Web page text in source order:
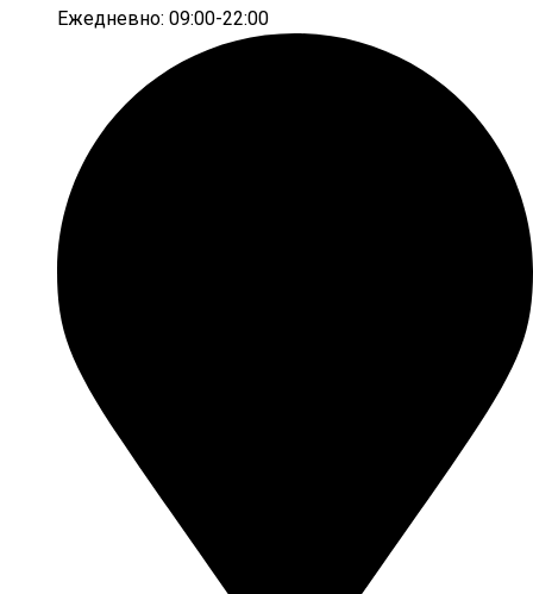
Ежедневно: 09:00-22:00